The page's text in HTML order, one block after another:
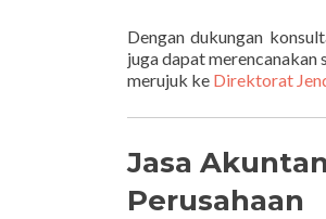
Dengan dukungan
juga dapat
merujuk ke Direktorat
Jasa
Perusahaan